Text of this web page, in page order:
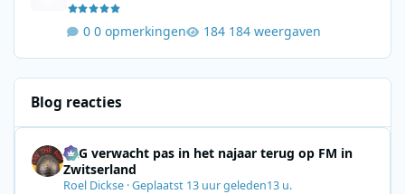
0 opmerkingen 184 weergaven
Blog reacties
SRG verwacht pas in het najaar terug op FM in
Zwitserland
Roel Dickse ·Geplaatst 13 uur geleden13 u.